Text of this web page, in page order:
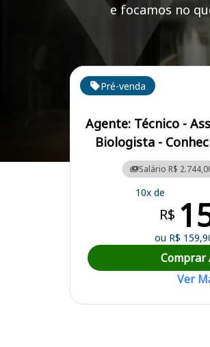
e focamos no
Curso Preparatório para o Concurso HCRP -
Cursos em destaque para
Pré-venda
Agente: Técnico -
Biologista -
Salário R$
10x de
R$
ou R$
Comprar
Ver